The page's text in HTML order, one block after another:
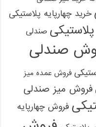
خرید چهارپایه پلاستیکی
صندلی
صندلی
فروش عمده میز
فروش میز صندلی
فروش چهارپایه